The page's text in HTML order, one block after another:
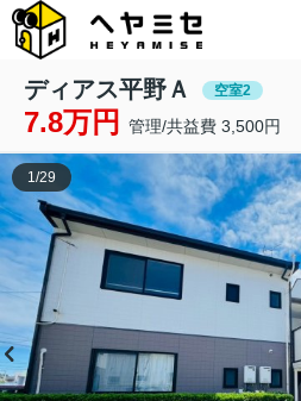
ディアス平野Ａ 空室2
7.8万円 管理/共益費 3,500円
1/29